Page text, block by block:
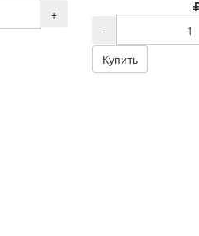
+
-
Купить